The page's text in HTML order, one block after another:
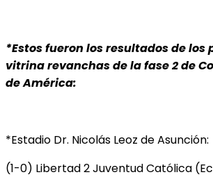
*Estos fueron los resultados de los
vitrina revanchas de la fase 2 de
de América:
*Estadio Dr. Nicolás Leoz de Asunción:
(1-0) Libertad 2 Juventud Católica